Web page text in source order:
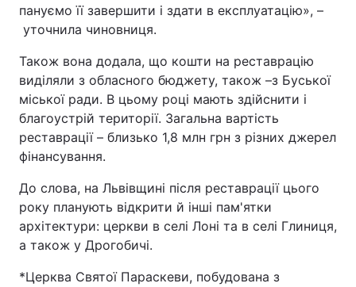
Контакти
Тема оформлення
пануємо її завершити і здати в експлуатацію», –
уточнила чиновниця.
Також вона додала, що кошти на реставрацію
виділяли з обласного бюджету, також –з Буської
міської ради. В цьому році мають здійснити і
благоустрій території. Загальна вартість
реставрації – близько 1,8 млн грн з різних джерел
фінансування.
До слова, на Львівщині після реставрації цього
року планують відкрити й інші пам'ятки
архітектури: церкви в селі Лоні та в селі Глиниця,
а також у Дрогобичі.
*Церква Святої Параскеви, побудована з